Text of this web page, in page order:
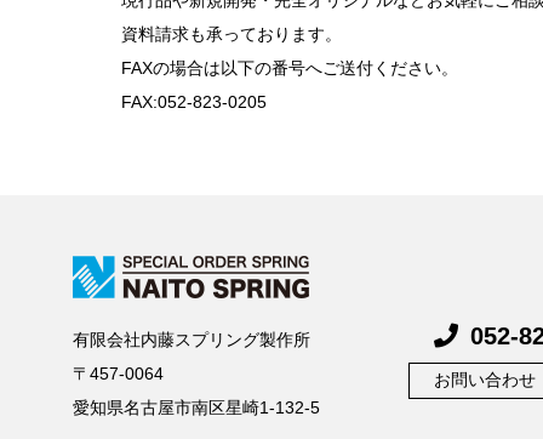
資料請求も承っております。
FAXの場合は以下の番号へご送付ください。
FAX:052-823-0205
有限会社内藤スプリング製作所
〒457-0064
愛知県名古屋市南区星崎1-132-5
052-
お問い合わせ